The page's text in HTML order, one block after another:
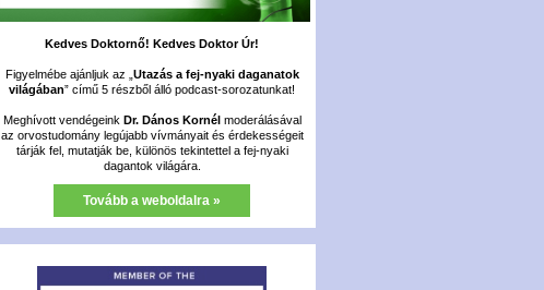
Kedves Doktornő! Kedves Doktor Úr!
Figyelmébe ajánljuk az „ Utazás a fej-nyaki daganatok
világában” című 5 részből álló podcast-sorozatunkat!
Meghívott vendégeink Dr. Dános Kornélmoderálásával
az orvostudomány legújabb vívmányait és érdekességeit
tárják fel, mutatják be, különös tekintettel a fej-nyaki
dagantok világára.
Tovább a weboldalra »